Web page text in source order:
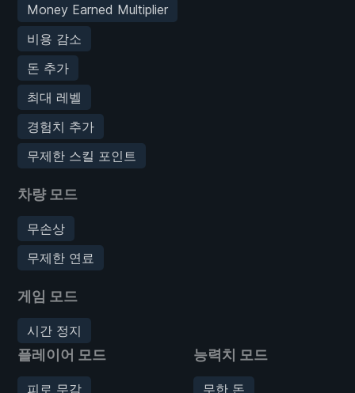
Money Earned Multiplier
비용 감소
돈 추가
최대 레벨
경험치 추가
무제한 스킬 포인트
차량 모드
무손상
무제한 연료
게임 모드
시간 정지
플레이어 모드
피로 무감
능력치 모드
무한 돈